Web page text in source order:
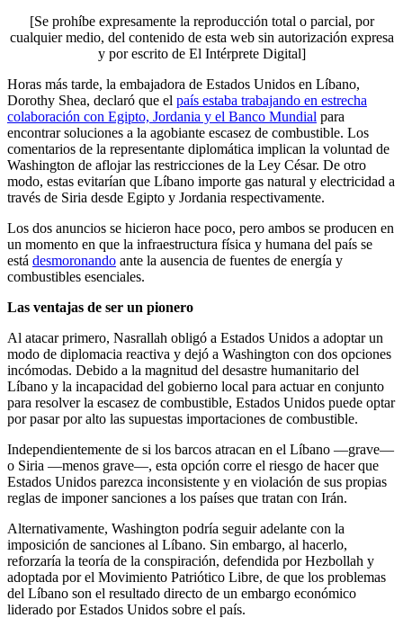
[Se prohíbe expresamente la reproducción total o parcial, por
cualquier medio, del contenido de esta web sin autorización expresa
y por escrito de El Intérprete Digital]
Horas más tarde, la embajadora de Estados Unidos en Líbano,
Dorothy Shea, declaró que el país estaba trabajando en estrecha
colaboración con Egipto, Jordania y el Banco Mundial para
encontrar soluciones a la agobiante escasez de combustible. Los
comentarios de la representante diplomática implican la voluntad de
Washington de aflojar las restricciones de la Ley César. De otro
modo, estas evitarían que Líbano importe gas natural y electricidad a
través de Siria desde Egipto y Jordania respectivamente.
Los dos anuncios se hicieron hace poco, pero ambos se producen en
un momento en que la infraestructura física y humana del país se
está desmoronando ante la ausencia de fuentes de energía y
combustibles esenciales.
Las ventajas de ser un pionero
Al atacar primero, Nasrallah obligó a Estados Unidos a adoptar un
modo de diplomacia reactiva y dejó a Washington con dos opciones
incómodas. Debido a la magnitud del desastre humanitario del
Líbano y la incapacidad del gobierno local para actuar en conjunto
para resolver la escasez de combustible, Estados Unidos puede optar
por pasar por alto las supuestas importaciones de combustible.
Independientemente de si los barcos atracan en el Líbano —grave—
o Siria —menos grave—, esta opción corre el riesgo de hacer que
Estados Unidos parezca inconsistente y en violación de sus propias
reglas de imponer sanciones a los países que tratan con Irán.
Alternativamente, Washington podría seguir adelante con la
imposición de sanciones al Líbano. Sin embargo, al hacerlo,
reforzaría la teoría de la conspiración, defendida por Hezbollah y
adoptada por el Movimiento Patriótico Libre, de que los problemas
del Líbano son el resultado directo de un embargo económico
liderado por Estados Unidos sobre el país.